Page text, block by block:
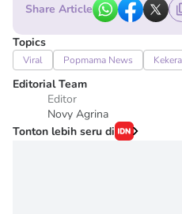
Share Article
Topics
Viral Popmama News
Editorial Team
Editor
Novy Agrina
Tonton lebih seru di